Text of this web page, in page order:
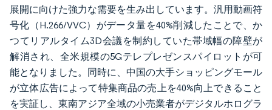
展開に向けた強力な需要を生み出しています。汎用動画符
号化（H.266/VVC）がデータ量を40%削減したことで、か
つてリアルタイム3D会議を制約していた帯域幅の障壁が
解消され、全米規模の5Gテレプレゼンスパイロットが可
能となりました。同時に、中国の大手ショッピングモール
が立体広告によって特集商品の売上を40%向上できること
を実証し、東南アジア全域の小売業者がデジタルホログラ